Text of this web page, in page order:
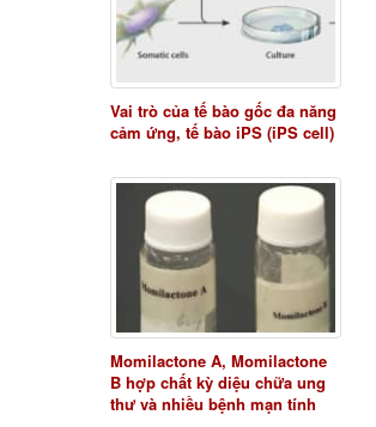
Vai trò của tế bào gốc đa năng
cảm ứng, tế bào iPS (iPS cell)
Momilactone A, Momilactone
B hợp chất kỳ diệu chữa ung
thư và nhiều bệnh mạn tính